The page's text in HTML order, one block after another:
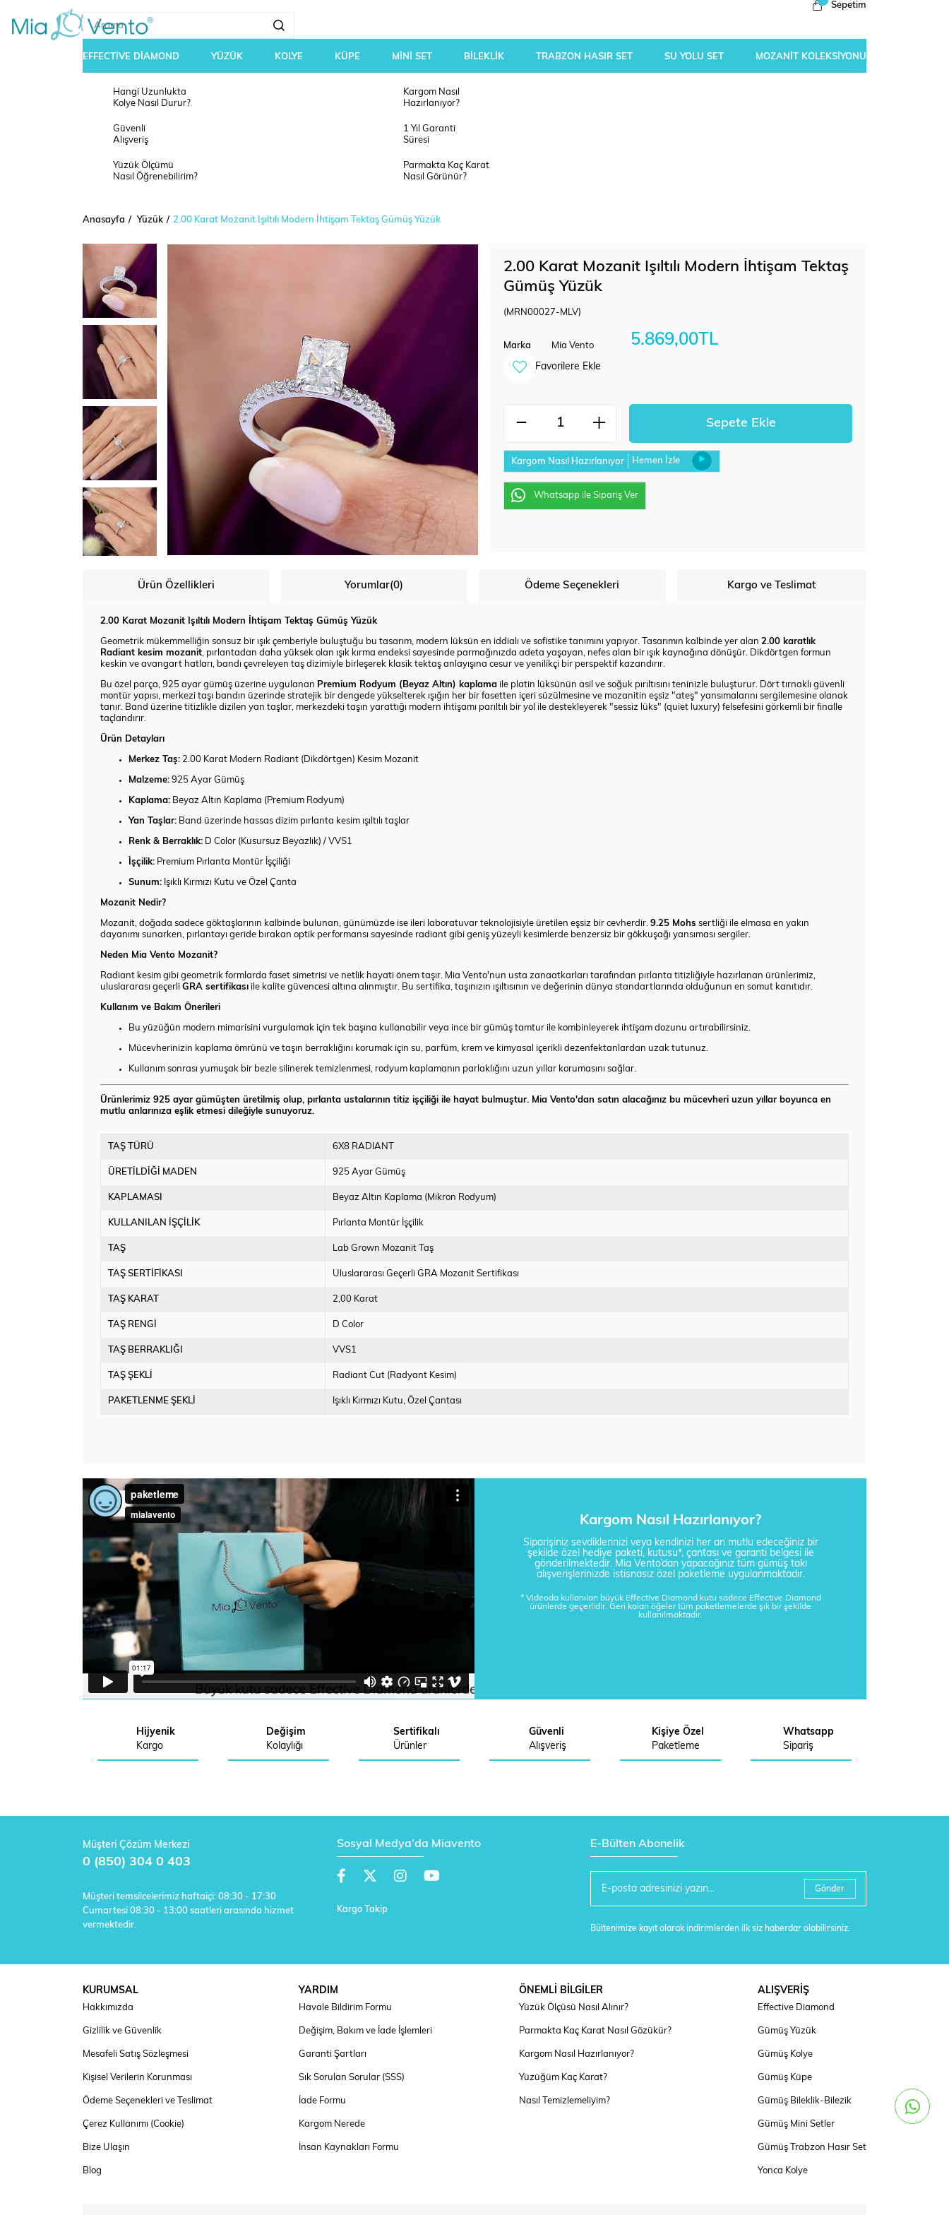
Sepetim
EFFECTİVE DİAMOND YÜZÜK KOLYE KÜPE MİNİ SET BİLEKLİK TRABZON HASIR SET SU YOLU SET MOZANİT KOLEKSİYONU
Hangi Uzunlukta
Kolye Nasıl Durur?
Kargom Nasıl
Hazırlanıyor?
Güvenli
Alışveriş
1 Yıl Garanti
Süresi
Yüzük Ölçümü
Nasıl Öğrenebilirim?
Parmakta Kaç Karat
Nasıl Görünür?
Anasayfa Yüzük 2.00 Karat Mozanit Işıltılı Modern İhtişam Tektaş Gümüş Yüzük
2.00 Karat Mozanit Işıltılı Modern İhtişam Tektaş
Gümüş Yüzük
(MRN00027-MLV)
Marka Mia Vento 5.869,00TL
Favorilere Ekle
Kargom Nasıl Hazırlanıyor Hemen İzle
Whatsapp ile Sipariş Ver
Ürün Özellikleri Yorumlar(0) Ödeme Seçenekleri Kargo ve Teslimat
2.00 Karat Mozanit Işıltılı Modern İhtişam Tektaş Gümüş Yüzük
Geometrik mükemmelliğin sonsuz bir ışık çemberiyle buluştuğu bu tasarım, modern lüksün en iddialı ve sofistike tanımını yapıyor. Tasarımın kalbinde yer alan 2.00 karatlık
Radiant kesim mozanit, pırlantadan daha yüksek olan ışık kırma endeksi sayesinde parmağınızda adeta yaşayan, nefes alan bir ışık kaynağına dönüşür. Dikdörtgen formun
keskin ve avangart hatları, bandı çevreleyen taş dizimiyle birleşerek klasik tektaş anlayışına cesur ve yenilikçi bir perspektif kazandırır.
Bu özel parça, 925 ayar gümüş üzerine uygulanan Premium Rodyum (Beyaz Altın) kaplama ile platin lüksünün asil ve soğuk pırıltısını teninizle buluşturur. Dört tırnaklı güvenli
montür yapısı, merkezi taşı bandın üzerinde stratejik bir dengede yükselterek ışığın her bir fasetten içeri süzülmesine ve mozanitin eşsiz "ateş" yansımalarını sergilemesine olanak
tanır. Band üzerine titizlikle dizilen yan taşlar, merkezdeki taşın yarattığı modern ihtişamı parıltılı bir yol ile destekleyerek "sessiz lüks" (quiet luxury) felsefesini görkemli bir finalle
taçlandırır.
Ürün Detayları
Merkez Taş: 2.00 Karat Modern Radiant (Dikdörtgen) Kesim Mozanit
Malzeme: 925 Ayar Gümüş
Kaplama: Beyaz Altın Kaplama (Premium Rodyum)
Yan Taşlar: Band üzerinde hassas dizim pırlanta kesim ışıltılı taşlar
Renk & Berraklık: D Color (Kusursuz Beyazlık) / VVS1
İşçilik: Premium Pırlanta Montür İşçiliği
Sunum: Işıklı Kırmızı Kutu ve Özel Çanta
Mozanit Nedir?
Mozanit, doğada sadece göktaşlarının kalbinde bulunan, günümüzde ise ileri laboratuvar teknolojisiyle üretilen eşsiz bir cevherdir. 9.25 Mohs sertliği ile elmasa en yakın
dayanımı sunarken, pırlantayı geride bırakan optik performansı sayesinde radiant gibi geniş yüzeyli kesimlerde benzersiz bir gökkuşağı yansıması sergiler.
Neden Mia Vento Mozanit?
Radiant kesim gibi geometrik formlarda faset simetrisi ve netlik hayati önem taşır. Mia Vento'nun usta zanaatkarları tarafından pırlanta titizliğiyle hazırlanan ürünlerimiz,
uluslararası geçerli GRA sertifikası ile kalite güvencesi altına alınmıştır. Bu sertifika, taşınızın ışıltısının ve değerinin dünya standartlarında olduğunun en somut kanıtıdır.
Kullanım ve Bakım Önerileri
Bu yüzüğün modern mimarisini vurgulamak için tek başına kullanabilir veya ince bir gümüş tamtur ile kombinleyerek ihtişam dozunu artırabilirsiniz.
Mücevherinizin kaplama ömrünü ve taşın berraklığını korumak için su, parfüm, krem ve kimyasal içerikli dezenfektanlardan uzak tutunuz.
Kullanım sonrası yumuşak bir bezle silinerek temizlenmesi, rodyum kaplamanın parlaklığını uzun yıllar korumasını sağlar.
Ürünlerimiz 925 ayar gümüşten üretilmiş olup, pırlanta ustalarının titiz işçiliği ile hayat bulmuştur. Mia Vento'dan satın alacağınız bu mücevheri uzun yıllar boyunca en
mutlu anlarınıza eşlik etmesi dileğiyle sunuyoruz.
TAŞ TÜRÜ 6X8 RADIANT
ÜRETİLDİĞİ MADEN 925 Ayar Gümüş
KAPLAMASI Beyaz Altın Kaplama (Mikron Rodyum)
KULLANILAN İŞÇİLİK Pırlanta Montür İşçilik
TAŞ Lab Grown Mozanit Taş
TAŞ SERTİFİKASI Uluslararası Geçerli GRA Mozanit Sertifikası
TAŞ KARAT 2,00 Karat
TAŞ RENGİ D Color
TAŞ BERRAKLIĞI VVS1
TAŞ ŞEKLİ Radiant Cut (Radyant Kesim)
PAKETLENME ŞEKLİ Işıklı Kırmızı Kutu Özel Çantası
Kargom Nasıl Hazırlanıyor?
Siparişiniz sevdiklerinizi veya kendinizi her an mutlu edeceğiniz bir
şekilde özel hediye paketi, kutusu*, çantası ve garanti belgesi ile
gönderilmektedir. Mia Vento’dan yapacağınız tüm gümüş takı
alışverişlerinizde istisnasız özel paketleme uygulanmaktadır.
* Videoda kullanılan büyük Effective Diamond kutu sadece Effective Diamond
ürünlerde geçerlidir. Geri kalan öğeler tüm paketlemelerde şık bir şekilde
kullanılmaktadır.
Hijyenik
Kargo
Değişim
Kolaylığı
Sertifikalı
Ürünler
Güvenli
Alışveriş
Kişiye Özel
Paketleme
Whatsapp
Sipariş
Müşteri Çözüm Merkezi
0 (850) 304 0 403
Müşteri temsilcelerimiz haftaiçi: 08:30 - 17:30
Cumartesi 08:30 - 13:00 saatleri arasında hizmet
vermektedir.
Sosyal Medya'da Miavento
Kargo Takip
E-Bülten Abonelik
Gönder
Bültenimize kayıt olarak indirimlerden ilk siz haberdar olabilirsiniz.
KURUMSAL
Hakkımızda
Gizlilik ve Güvenlik
Mesafeli Satış Sözleşmesi
Kişisel Verilerin Korunması
Ödeme Seçenekleri ve Teslimat
Çerez Kullanımı (Cookie)
Bize Ulaşın
Blog
YARDIM
Havale Bildirim Formu
Değişim, Bakım ve İade İşlemleri
Garanti Şartları
Sık Sorulan Sorular (SSS)
İade Formu
Kargom Nerede
İnsan Kaynakları Formu
ÖNEMLİ BİLGİLER
Yüzük Ölçüsü Nasıl Alınır?
Parmakta Kaç Karat Nasıl Gözükür?
Kargom Nasıl Hazırlanıyor?
Yüzüğüm Kaç Karat?
Nasıl Temizlemeliyim?
ALIŞVERİŞ
Effective Diamond
Gümüş Yüzük
Gümüş Kolye
Gümüş Küpe
Gümüş Bileklik-Bilezik
Gümüş Mini Setler
Gümüş Trabzon Hasır Set
Yonca Kolye